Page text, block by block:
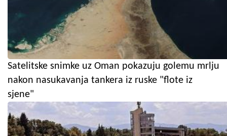
Satelitske snimke uz Oman pokazuju golemu mrlju
nakon nasukavanja tankera iz ruske "flote iz
sjene"